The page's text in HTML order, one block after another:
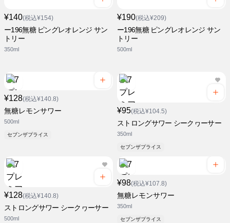
¥140(税込¥154)
ー196無糖 ピングレオレンジ サン
トリー
350ml
¥190(税込¥209)
ー196無糖 ピングレオレンジ サン
トリー
500ml
¥128(税込¥140.8)
無糖レモンサワー
500ml
セブンザプライス
¥95(税込¥104.5)
ストロングサワー シークヮーサー
350ml
セブンザプライス
¥128(税込¥140.8)
ストロングサワー シークヮーサー
500ml
¥98(税込¥107.8)
無糖レモンサワー
350ml
セブンザプライス